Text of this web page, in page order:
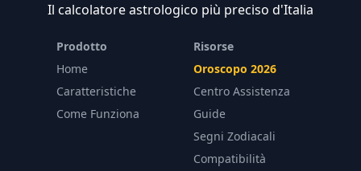
Il calcolatore astrologico più preciso d'Italia
Prodotto
Home
Caratteristiche
Come Funziona
Risorse
Oroscopo 2026
Centro Assistenza
Guide
Segni Zodiacali
Compatibilità